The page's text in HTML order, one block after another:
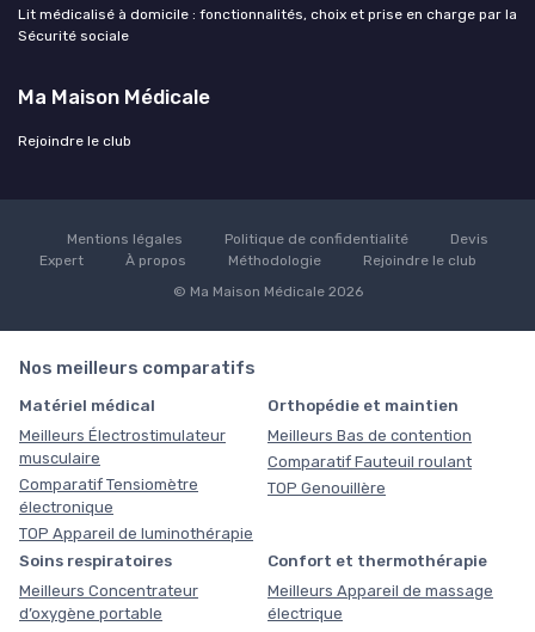
Lit médicalisé à domicile : fonctionnalités, choix et prise en charge par la
Sécurité sociale
Ma Maison Médicale
Rejoindre le club
Mentions légales Politique de confidentialité
Devis
Expert
À propos Méthodologie
Rejoindre le club
© Ma Maison Médicale 2026
Nos meilleurs comparatifs
Matériel médical
Meilleurs Électrostimulateur
musculaire
Comparatif Tensiomètre
électronique
TOP Appareil de luminothérapie
Orthopédie et maintien
Meilleurs Bas de contention
Comparatif Fauteuil roulant
TOP Genouillère
Soins respiratoires
Meilleurs Concentrateur
d’oxygène portable
Confort et thermothérapie
Meilleurs Appareil de massage
électrique